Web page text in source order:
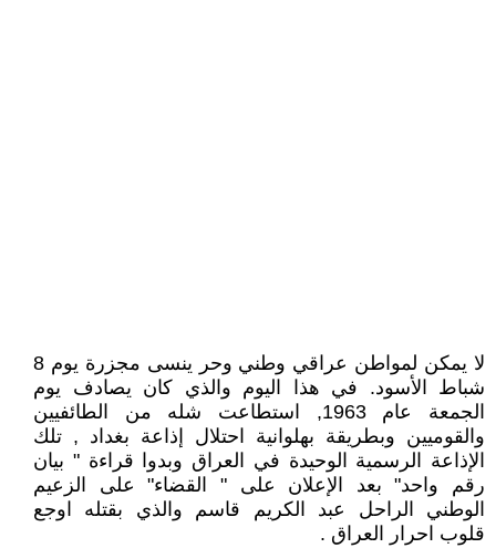
لا يمكن لمواطن عراقي وطني وحر ينسى مجزرة يوم 8
شباط الأسود. في هذا اليوم والذي كان يصادف يوم
الجمعة عام 1963, استطاعت شله من الطائفيين
والقوميين وبطريقة بهلوانية احتلال إذاعة بغداد , تلك
الإذاعة الرسمية الوحيدة في العراق وبدوا قراءة " بيان
رقم واحد" بعد الإعلان على " القضاء" على الزعيم
الوطني الراحل عبد الكريم قاسم والذي بقتله اوجع
قلوب احرار العراق .